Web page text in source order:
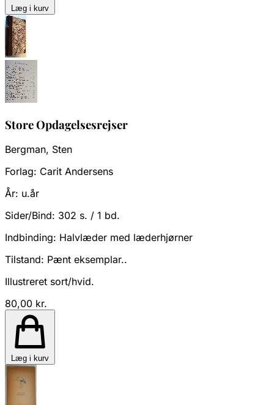
Læg i kurv
Store Opdagelsesrejser
Bergman, Sten
Forlag: Carit Andersens
År: u.år
Sider/Bind: 302 s. / 1 bd.
Indbinding: Halvlæder med læderhjørner
Tilstand: Pænt eksemplar..
Illustreret sort/hvid.
80,00 kr.
Læg i kurv